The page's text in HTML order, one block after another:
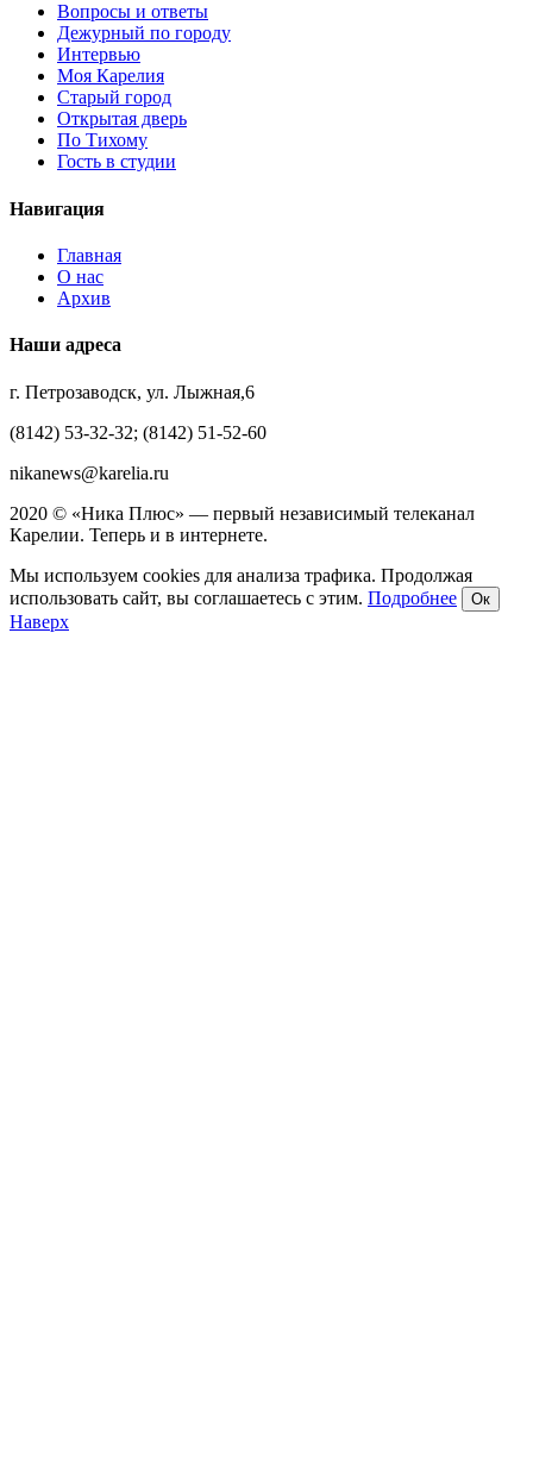
Вопросы и ответы
Дежурный по городу
Интервью
Моя Карелия
Старый город
Открытая дверь
По Тихому
Гость в студии
Навигация
Главная
О нас
Архив
Наши адреса
г. Петрозаводск, ул. Лыжная,6
(8142) 53-32-32; (8142) 51-52-60
nikanews@karelia.ru
2020 © «Ника Плюс» — первый независимый телеканал
Карелии. Теперь и в интернете.
Мы используем cookies для анализа трафика. Продолжая
использовать сайт, вы соглашаетесь с этим. Подробнее Ок
Наверх